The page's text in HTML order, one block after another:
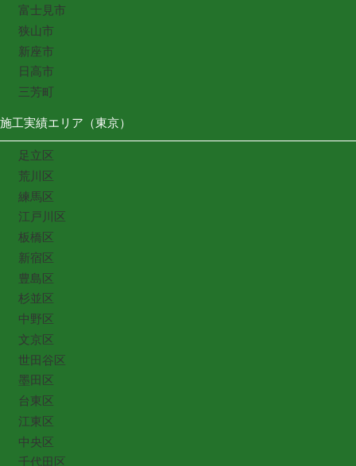
富士見市
狭山市
新座市
日高市
三芳町
施工実績エリア（東京）
足立区
荒川区
練馬区
江戸川区
板橋区
新宿区
豊島区
杉並区
中野区
文京区
世田谷区
墨田区
台東区
江東区
中央区
千代田区